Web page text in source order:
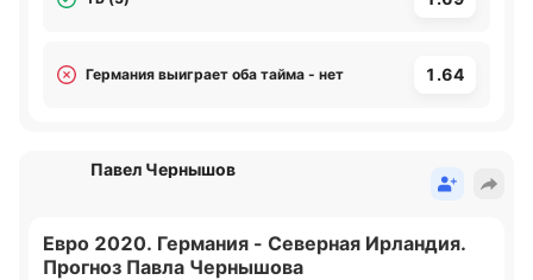
Германия выиграет оба тайма- нет 1,64
[forecast ordinar 3]
Германия выиграет оба тайма - нет 1.64
Павел Чернышов
Евро 2020. Германия - Северная Ирландия.
Прогноз Павла Чернышова